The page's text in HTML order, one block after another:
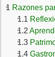
1 Razones
1.1
1.2
1.3
1.4